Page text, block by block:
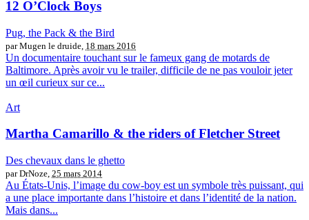
12 O’Clock Boys
Pug, the Pack & the Bird
par Mugen le druide, 18 mars 2016
Un documentaire touchant sur le fameux gang de motards de
Baltimore. Après avoir vu le trailer, difficile de ne pas vouloir jeter
un œil curieux sur ce...
Art
Martha Camarillo & the riders of Fletcher Street
Des chevaux dans le ghetto
par DrNoze, 25 mars 2014
Au États-Unis, l’image du cow-boy est un symbole très puissant, qui
a une place importante dans l’histoire et dans l’identité de la nation.
Mais dans...